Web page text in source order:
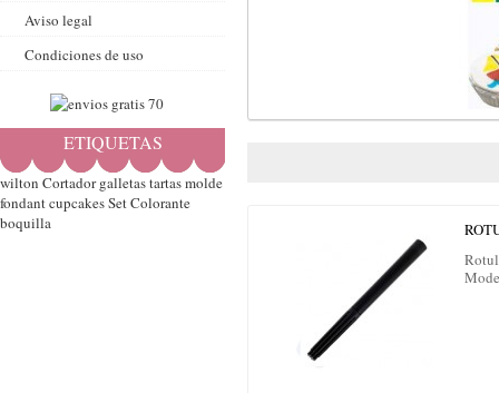
Aviso legal
Condiciones de uso
ETIQUETAS
wilton Cortador galletastartasmolde
fondantcupcakesSetColorante
boquilla